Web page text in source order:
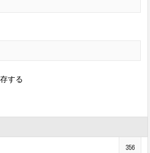
する
356